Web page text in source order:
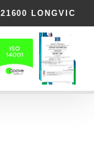
21600 LONGVIC